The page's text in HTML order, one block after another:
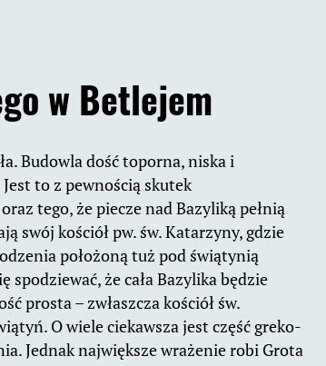
w Betlejem
Budowla dość toporna, niska i
to z pewnością skutek
tego, że piecze nad Bazyliką pełnią
swój kościół pw. św. Katarzyny, gdzie
położoną tuż pod świątynią
że cała Bazylika będzie
prosta – zwłaszcza kościół św.
O wiele ciekawsza jest część greko-
Jednak największe wrażenie robi Grota